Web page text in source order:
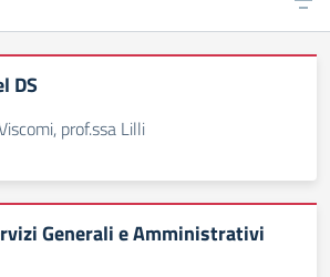
DS
prof.ssa Lilli
Generali e Amministrativi